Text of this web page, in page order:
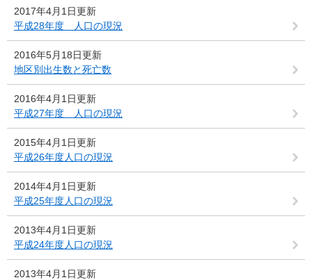
2017年4月1日更新
平成28年度 人口の現況
2016年5月18日更新
地区別出生数と死亡数
2016年4月1日更新
平成27年度 人口の現況
2015年4月1日更新
平成26年度人口の現況
2014年4月1日更新
平成25年度人口の現況
2013年4月1日更新
平成24年度人口の現況
2013年4月1日更新